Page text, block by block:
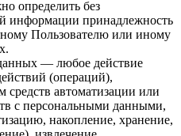
определить без
информации принадлежность
Пользователю или иному
— любое действие
(операций),
средств автоматизации или
с персональными данными,
накопление, хранение,